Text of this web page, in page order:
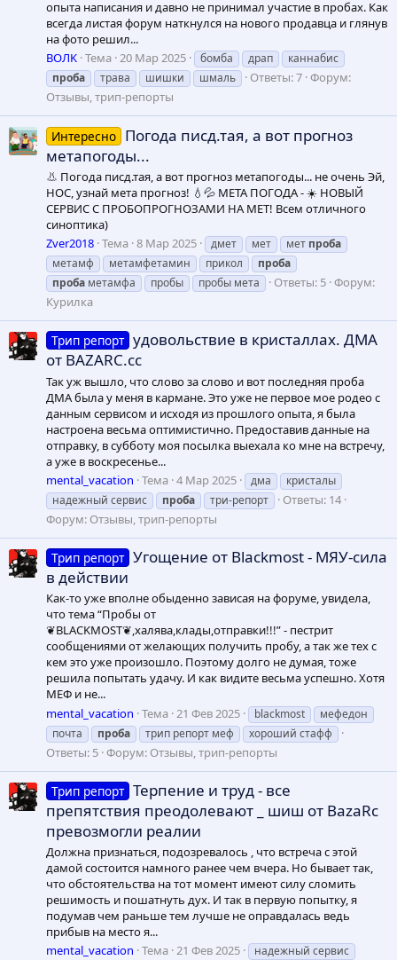
опыта написания и давно не принимал участие в пробах. Как
всегда листая форум наткнулся на нового продавца и глянув
на фото решил...
ВОЛK Тема 20 Мар 2025 бомба драп
каннабис
проба
трава шишки шмаль Ответы: 7 Форум:
Отзывы, трип-репорты
Интересно Погода писд.тая, а вот прогноз
метапогоды...
👃 Погода писд.тая, а вот прогноз метапогоды... не очень Эй,
НОС, узнай мета прогноз! 💧💦 МЕТА ПОГОДА - ☀️ НОВЫЙ
СЕРВИС С ПРОБОПРОГНОЗАМИ НА МЕТ! Всем отличного
синоптика)
Zver2018 Тема 8 Мар 2025 дмет мет мет проба
метамф
метамфетамин прикол
проба
проба метамфа пробы пробы мета Ответы: 5 Форум:
Курилка
Трип репорт удовольствие в кристаллах. ДМА
от BAZARC.сс
Так уж вышло, что слово за слово и вот последняя проба
ДМА была у меня в кармане. Это уже не первое мое родео с
данным сервисом и исходя из прошлого опыта, я была
настроена весьма оптимистично. Предоставив данные на
отправку, в субботу моя посылка выехала ко мне на встречу,
а уже в воскресенье...
mental_vacation Тема 4 Мар 2025 дма
кристалы
надежный сервис
проба три-репорт
Ответы: 14
Форум: Отзывы, трип-репорты
Трип репорт Угощение от Blackmost - МЯУ-сила
в действии
Как-то уже вполне обыденно зависая на форуме, увидела,
что тема “Пробы от
❦BLACKMOST❦,халява,клады,отправки!!!” - пестрит
сообщениями от желающих получить пробу, а так же тех с
кем это уже произошло. Поэтому долго не думая, тоже
решила попытать удачу. И как видите весьма успешно. Хотя
МЕФ и не...
mental_vacation Тема 21 Фев 2025 blackmost
мефедон
почта
проба трип репорт меф хороший стафф
Ответы: 5 Форум: Отзывы, трип-репорты
Трип репорт Терпение и труд - все
препятствия преодолевают _ шиш от BazaRc
превозмогли реалии
Должна признаться, подозревалось , что встреча с этой
дамой состоится намного ранее чем вчера. Но бывает так,
что обстоятельства на тот момент имеют силу сломить
решимость и пошатнуть дух. И так в первую попытку, я
подумав чем раньше тем лучше не оправдалась ведь
прибыв на место я...
mental_vacation Тема 21 Фев 2025
надежный сервис